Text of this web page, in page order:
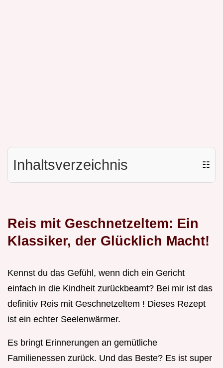
Inhaltsverzeichnis ☷
Reis mit Geschnetzeltem: Ein
Klassiker, der Glücklich Macht!
Kennst du das Gefühl, wenn dich ein Gericht
einfach in die Kindheit zurückbeamt? Bei mir ist das
definitiv Reis mit Geschnetzeltem ! Dieses Rezept
ist ein echter Seelenwärmer.
Es bringt Erinnerungen an gemütliche
Familienessen zurück. Und das Beste? Es ist super